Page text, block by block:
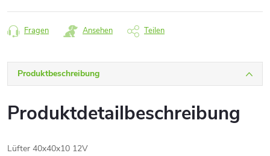
Fragen Ansehen Teilen
Produktbeschreibung
Produktdetailbeschreibung
Lüfter 40x40x10 12V